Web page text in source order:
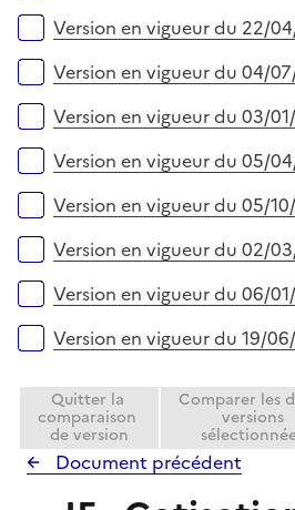
eVersion en vigueur du 22/
Version en vigueur du 04/
Version en vigueur du 03/
Version en vigueur du 05/
Version en vigueur du 05/
Version en vigueur du 02/
Version en vigueur du 06/
Version en vigueur du 19/
Quitter la
comparaison
de version
Comparer les
versions
Document précédent